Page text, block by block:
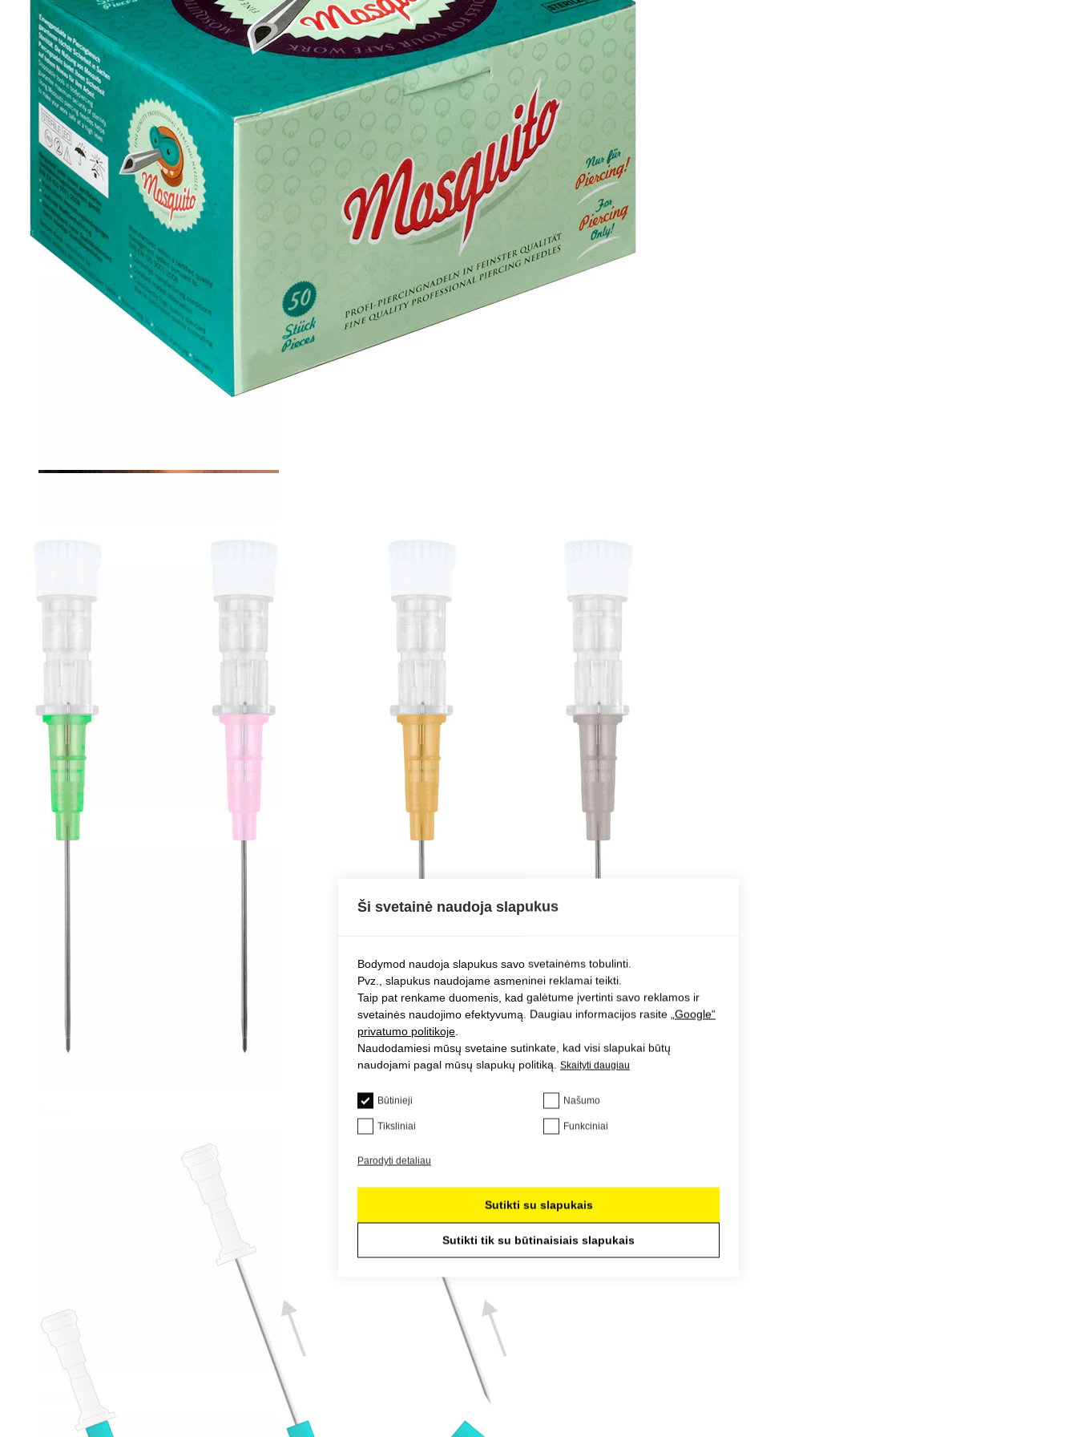
Helix
Conch
Industrial
Ši svetainė naudoja slapukus
Bodymod naudoja slapukus savo svetainėms tobulinti.
Pvz., slapukus naudojame asmeninei reklamai teikti.
Taip pat renkame duomenis, kad galėtume įvertinti savo reklamos ir
svetainės naudojimo efektyvumą. Daugiau informacijos rasite „Google“
privatumo politikoje
Naudodamiesi mūsų svetaine sutinkate, kad visi slapukai būtų
naudojami pagal mūsų slapukų politiką. Skaityti daugiau
Būtinieji Našumo
Tiksliniai Funkciniai
Parodyti detaliau
Sutikti su slapukais
Sutikti tik su būtinaisiais slapukais